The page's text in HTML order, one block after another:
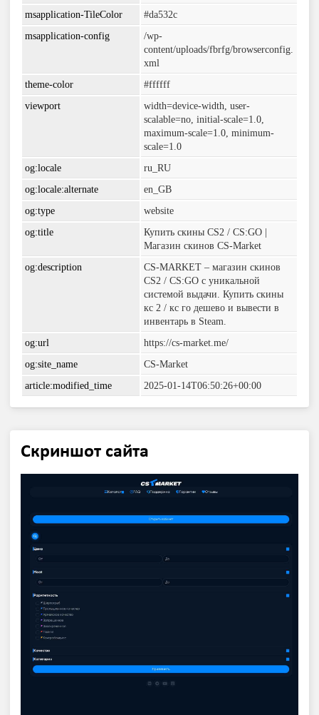
msapplication-TileColor
#da532c
msapplication-config
/wp-
content/uploads/fbrfg/browserconfig.
xml
theme-color
#ffffff
viewport
width=device-width, user-
scalable=no, initial-scale=1.0,
maximum-scale=1.0, minimum-
scale=1.0
og:locale
ru_RU
og:locale:alternate
en_GB
og:type
website
og:title
Купить скины CS2 / CS:GO |
Магазин скинов CS-Market
og:description
CS-MARKET – магазин скинов
CS2 / CS:GO с уникальной
системой выдачи. Купить скины
кс 2 / кс го дешево и вывести в
инвентарь в Steam.
og:url
https://cs-market.me/
og:site_name
CS-Market
article:modified_time
2025-01-14T06:50:26+00:00
Скриншот сайта